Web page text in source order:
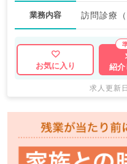
業務内容 訪問診療
お気に入り
紹介
求人更新